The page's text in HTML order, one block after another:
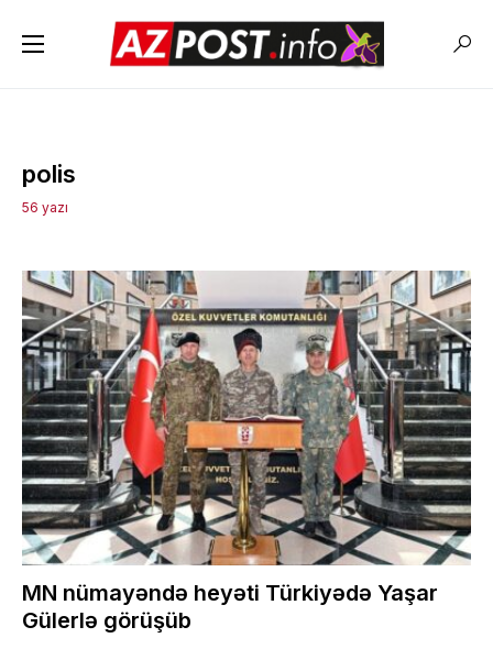
polis
56 yazı
MN nümayəndə heyəti Türkiyədə Yaşar
Gülerlə görüşüb